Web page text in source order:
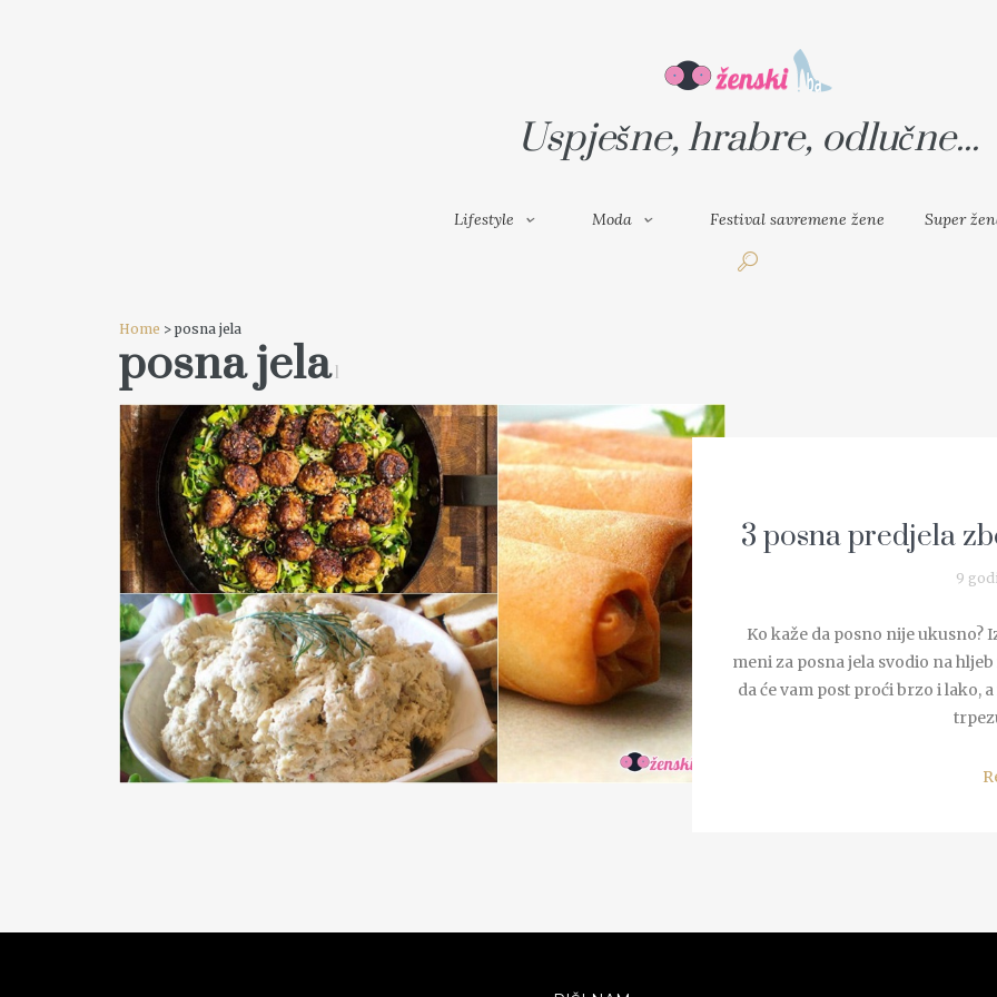
SUPER ŽENA
Uspješne, hrabre, odlučne...
Lifestyle Moda Festival savremene žene Super
Home > posna jela
posna jela1
READ MORE
3 posna predjela
9
Ko kaže da posno nije ukusno?
meni za posna jela svodio na
da će vam post proći brzo i lako,